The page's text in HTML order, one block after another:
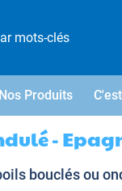
Nos Produits
-
bouclés ou